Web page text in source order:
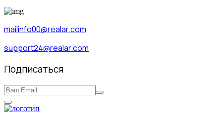
mailinfo00@realar.com
support24@realar.com
Подписаться